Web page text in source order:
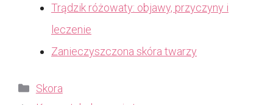
Trądzik różowaty: objawy, przyczyny i
leczenie
Zanieczyszczona skóra twarzy
Kategorie
Skora